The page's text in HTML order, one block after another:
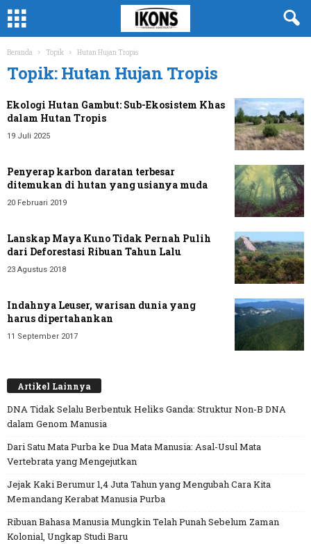
Beranda Topik Hutan Hujan Tropis
Topik: Hutan Hujan Tropis
Ekologi Hutan Gambut: Sub-Ekosistem Khas
dalam Hutan Tropis
19 Juli 2025
Penyerap karbon daratan terbesar
ditemukan di hutan yang usianya muda
20 Februari 2019
Lanskap Maya Kuno Tidak Pernah Pulih
dari Deforestasi Ribuan Tahun Lalu
23 Agustus 2018
Indahnya Leuser, warisan dunia yang
harus dipertahankan
11 September 2017
Artikel Lainnya
DNA Tidak Selalu Berbentuk Heliks Ganda: Struktur Non-B DNA
dalam Genom Manusia
Dari Satu Mata Purba ke Dua Mata Manusia: Asal-Usul Mata
Vertebrata yang Mengejutkan
Jejak Kaki Berumur 1,4 Juta Tahun yang Mengubah Cara Kita
Memandang Kerabat Manusia Purba
Ribuan Bahasa Manusia Mungkin Telah Punah Sebelum Zaman
Kolonial, Ungkap Studi Baru